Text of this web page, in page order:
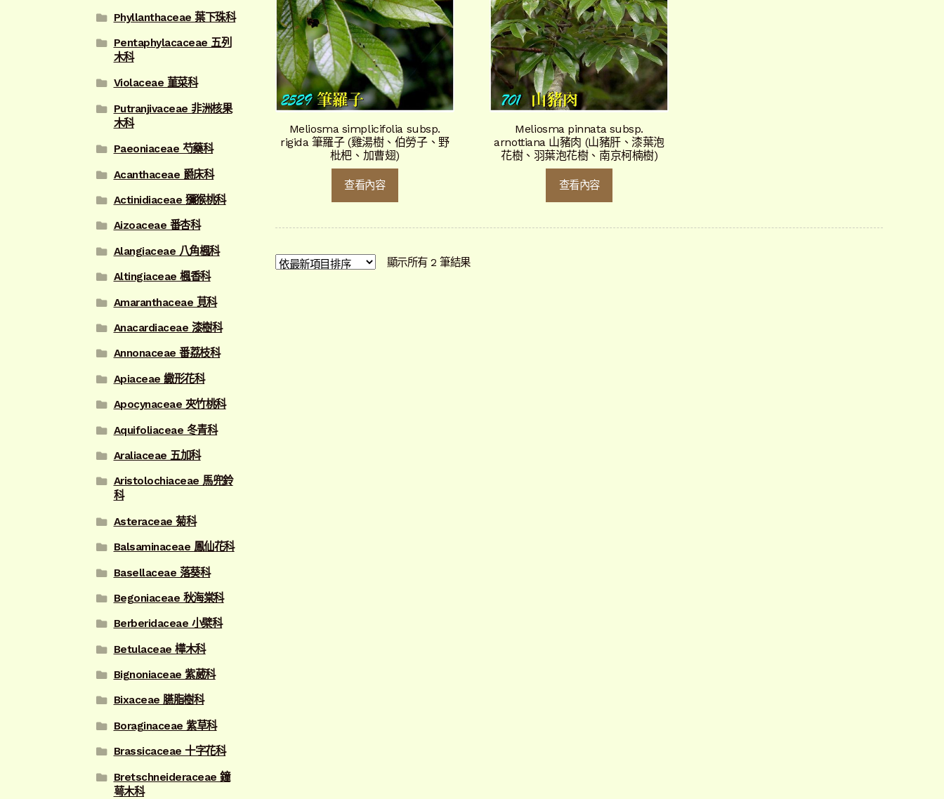
Meliosma simplicifolia subsp.
rigida 筆羅子 (雞湯樹、伯勞子、野
枇杷、加曹翅)
查看內容
Meliosma pinnata subsp.
arnottiana 山豬肉 (山豬肝、漆葉泡
花樹、羽葉泡花樹、南京柯楠樹)
查看內容
顯示所有 2 筆結果依
Phyllanthaceae 葉下珠科
Pentaphylacaceae 五列
木科
Violaceae 菫菜科
Putranjivaceae 非洲核果
木科
Paeoniaceae 芍藥科
Acanthaceae 爵床科
Actinidiaceae 獼猴桃科
Aizoaceae 番杏科
Alangiaceae 八角楓科
Altingiaceae 楓香科
Amaranthaceae 莧科
Anacardiaceae 漆樹科
Annonaceae 番荔枝科
Apiaceae 繖形花科
Apocynaceae 夾竹桃科
Aquifoliaceae 冬青科
Araliaceae 五加科
Aristolochiaceae 馬兜鈴
科
Asteraceae 菊科
Balsaminaceae 鳳仙花科
Basellaceae 落葵科
Begoniaceae 秋海棠科
Berberidaceae 小檗科
Betulaceae 樺木科
Bignoniaceae 紫葳科
Bixaceae 臙脂樹科
Boraginaceae 紫草科
Brassicaceae 十字花科
Bretschneideraceae 鐘
萼木科